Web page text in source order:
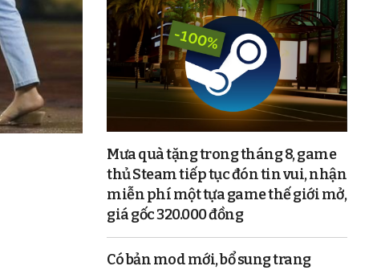
Mưa quà tặng trong tháng 8, game
thủ Steam tiếp tục đón tin vui, nhận
miễn phí một tựa game thế giới mở,
giá gốc 320.000 đồng
Có bản mod mới, bổ sung trang